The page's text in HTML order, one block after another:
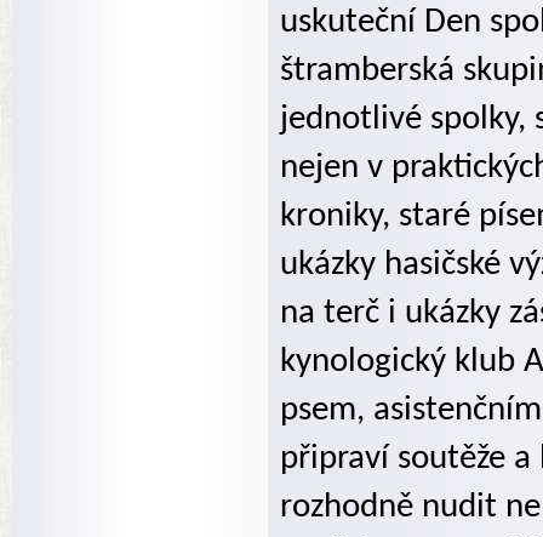
uskuteční Den
štramberská
jednotlivé spolky,
nejen v
kroniky, staré
ukázky hasičské
na terč i ukázky
kynologický klub
psem,
připraví soutěže
rozhodně nudit